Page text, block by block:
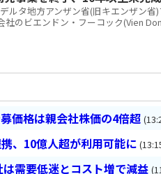
ルタ地方アンザン省(旧キエンザン
社のビエンドン・フーコック(Vien
価格は親会社株価の4倍超
、10億人超が利用可能に
需要低迷とコスト増で減益